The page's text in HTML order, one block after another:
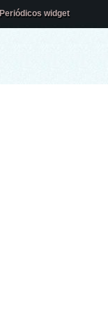
Periódicos widget